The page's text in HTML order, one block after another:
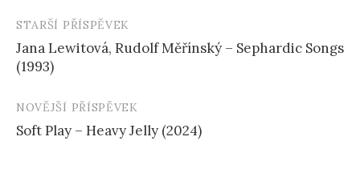
Navigace
příspěvku
STARŠÍ PŘÍSPĚVEK
Jana Lewitová, Rudolf Měřínský – Sephardic Songs
(1993)
NOVĚJŠÍ PŘÍSPĚVEK
Soft Play – Heavy Jelly (2024)